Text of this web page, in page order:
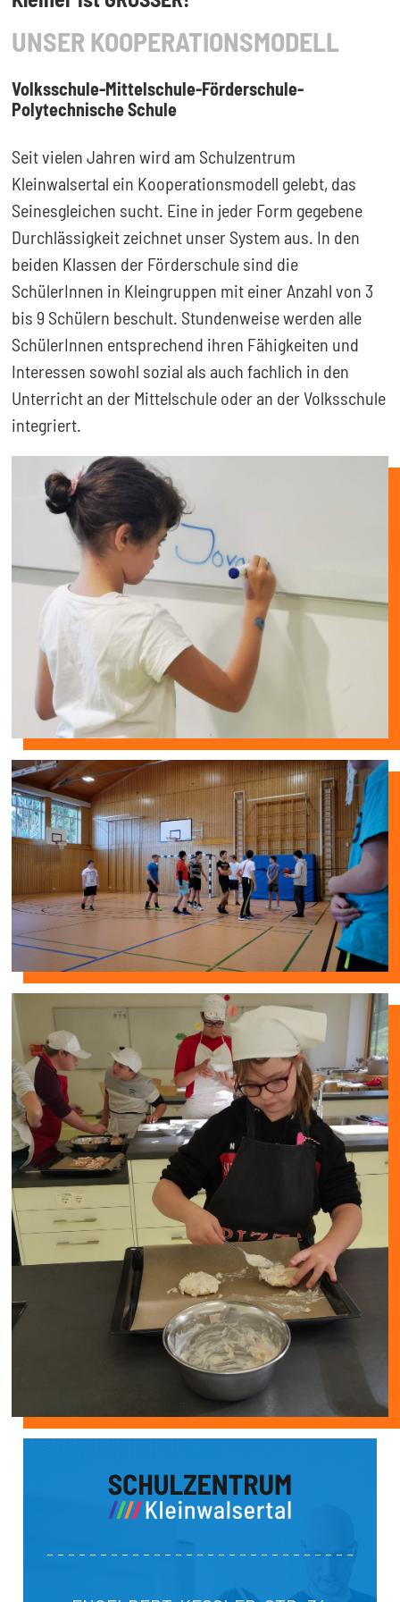
UNSER KOOPERATIONSMODELL
Volksschule-Mittelschule-Förderschule-
Polytechnische Schule
Seit vielen Jahren wird am Schulzentrum
Kleinwalsertal ein Kooperationsmodell gelebt, das
Seinesgleichen sucht. Eine in jeder Form gegebene
Durchlässigkeit zeichnet unser System aus. In den
beiden Klassen der Förderschule sind die
SchülerInnen in Kleingruppen mit einer Anzahl von 3
bis 9 Schülern beschult. Stundenweise werden alle
SchülerInnen entsprechend ihren Fähigkeiten und
Interessen sowohl sozial als auch fachlich in den
Unterricht an der Mittelschule oder an der Volksschule
integriert.